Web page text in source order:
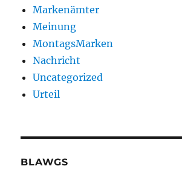
Markenämter
Meinung
MontagsMarken
Nachricht
Uncategorized
Urteil
BLAWGS